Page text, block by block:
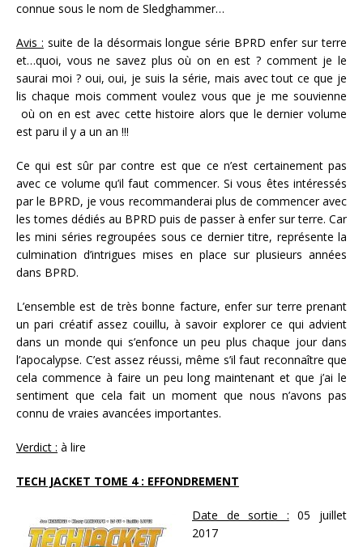
connue sous le nom de Sledghammer…
Avis : suite de la désormais longue série BPRD enfer sur terre
et…quoi, vous ne savez plus où on en est ? comment je le
saurai moi ? oui, oui, je suis la série, mais avec tout ce que je
lis chaque mois comment voulez vous que je me souvienne
où on en est avec cette histoire alors que le dernier volume
est paru il y a un an !!!
Ce qui est sûr par contre est que ce n’est certainement pas
avec ce volume qu’il faut commencer. Si vous êtes intéressés
par le BPRD, je vous recommanderai plus de commencer avec
les tomes dédiés au BPRD puis de passer à enfer sur terre. Car
les mini séries regroupées sous ce dernier titre, représente la
culmination d’intrigues mises en place sur plusieurs années
dans BPRD.
L’ensemble est de très bonne facture, enfer sur terre prenant
un pari créatif assez couillu, à savoir explorer ce qui advient
dans un monde qui s’enfonce un peu plus chaque jour dans
l’apocalypse. C’est assez réussi, même s’il faut reconnaître que
cela commence à faire un peu long maintenant et que j’ai le
sentiment que cela fait un moment que nous n’avons pas
connu de vraies avancées importantes.
Verdict : à lire
TECH JACKET TOME 4 : EFFONDREMENT
Date de sortie : 05 juillet
2017